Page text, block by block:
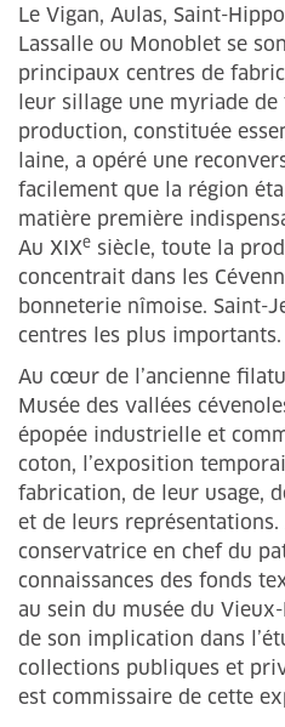
Le Vigan, Aulas, Saint-
Lassalle ou Monoblet se
principaux centres de
leur sillage une myriade
production, constituée
laine, a opéré une
facilement que la région
matière première
Au XIXe siècle, toute la
concentrait dans les
bonneterie nîmoise. Saint-
centres les plus importants.
Au cœur de l’ancienne
Musée des vallées
épopée industrielle et
coton, l’exposition
fabrication, de leur usage,
et de leurs
conservatrice en chef du
connaissances des fonds
au sein du musée du
de son implication dans
collections publiques et
est commissaire de cette